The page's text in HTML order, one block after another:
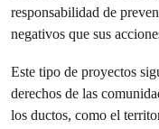
responsabilidad de
negativos que sus
Este tipo de proyectos
derechos de las
los ductos, como el